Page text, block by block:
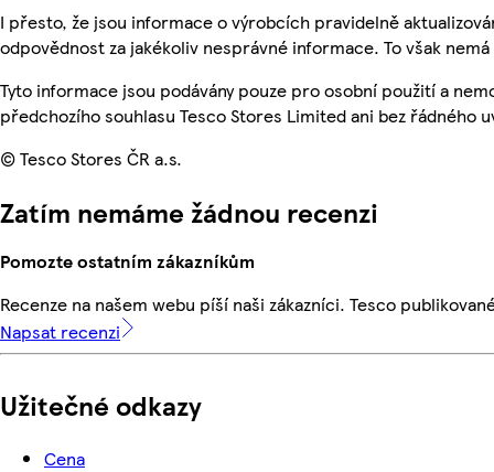
I přesto, že jsou informace o výrobcích pravidelně
odpovědnost za jakékoliv nesprávné informace. To však
Tyto informace jsou podávány pouze pro osobní použití a
předchozího souhlasu Tesco Stores Limited ani bez řádného
© Tesco Stores ČR a.s.
Zatím nemáme žádnou recenzi
Pomozte ostatním zákazníkům
Recenze na našem webu píší naši zákazníci. Tesco
Napsat recenzi
Užitečné odkazy
Cena